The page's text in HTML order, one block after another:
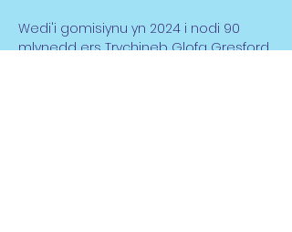
Wedi'i gomisiynu yn 2024 i nodi 90
mlynedd ers Trychineb Glofa Gresford